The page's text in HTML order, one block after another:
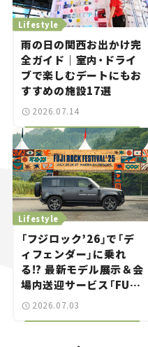
Lifestyle
雨の日の関西お出かけ完
全ガイド｜室内・ドライ
ブで楽しむデートにもお
すすめの施設17選
2026.07.14
Lifestyle
「フジロック’26」で「デ
ィフェンダー」に乗れ
る!? 最新モデル展示＆会
場内送迎サービス「FUJI
ROCK go round」で冒
2026.07.03